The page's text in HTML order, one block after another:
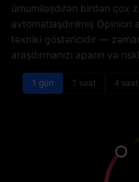
ümumiləşdirən birdən çox
avtomatlaşdırılmış Opinion
texniki göstəricidir —
araşdırmanızı aparın və
1 gün 1 saat 4 saat